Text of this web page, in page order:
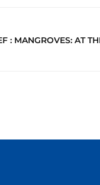
: MANGROVES: AT